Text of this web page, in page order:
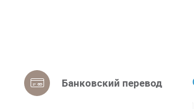
Банковский перевод